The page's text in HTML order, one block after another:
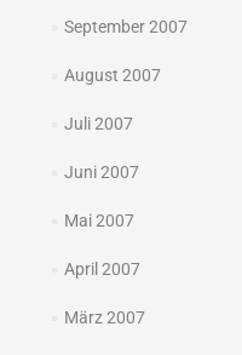
September 2007
August 2007
Juli 2007
Juni 2007
Mai 2007
April 2007
März 2007